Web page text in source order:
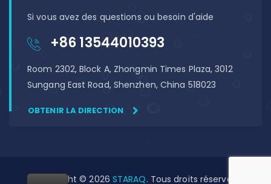
Si vous avez des questions ou besoin d'aide
+86 13544010393
Room 2302, Block A, Zhongmin Times Plaza, 3012
Sungang East Road, Shenzhen, China 518023
OBTENIR LA DIRECTION
Copyright © 2026 STARAQ. Tous droits réservés